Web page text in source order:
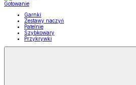
Gotowanie
Garnki
Zestawy naczyń
Patelnie
Szybkowary
Przykrywki